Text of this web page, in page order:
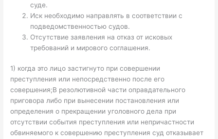
суде.
Иск необходимо направлять в соответствии с
подведомственностью судов.
Отсутствие заявления на отказ от исковых
требований и мирового соглашения.
1) когда это лицо застигнуто при совершении
преступления или непосредственно после его
совершения;В резолютивной части оправдательного
приговора либо при вынесении постановления или
определения о прекращении уголовного дела при
отсутствии события преступления или непричастности
обвиняемого к совершению преступления суд отказывает